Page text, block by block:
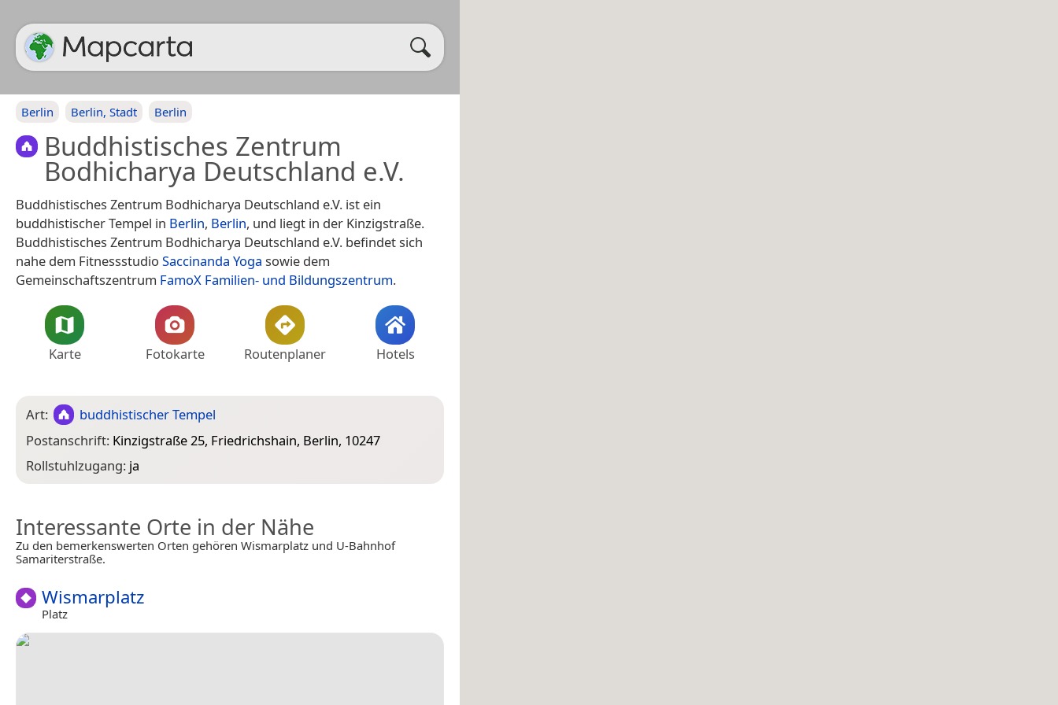
Berlin Berlin, Stadt Berlin
Buddhistisches Zentrum
Bodhicharya Deutschland e.V.
Buddhistisches Zentrum Bodhicharya Deutschland e.V. ist ein
buddhistischer Tempel in Berlin, Berlin, und liegt in der Kinzigstraße.
Buddhistisches Zentrum Bodhicharya Deutschland e.V. befindet sich
nahe dem Fitnessstudio Saccinanda Yoga sowie dem
Gemeinschaftszentrum FamoX Familien- und Bildungszentrum.
Karte Fotokarte Routenplaner Hotels
Art:
buddhistischer Tempel
Postanschrift: Kinzigstraße 25, Friedrichshain, Berlin, 10247
Rollstuhlzugang: ja
Interessante Orte in der Nähe
Zu den bemerkenswerten Orten gehören Wismarplatz und U-Bahnhof
Samariterstraße.
Wismarplatz
Platz